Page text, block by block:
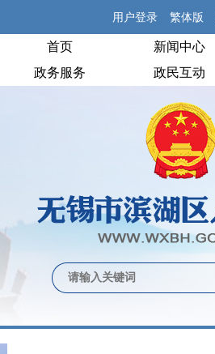
用户登录 繁体版
首页 新闻中心
政务服务
政民互动